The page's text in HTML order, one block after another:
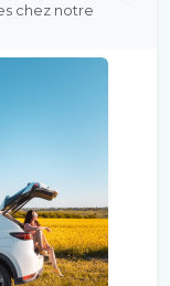
chez notre